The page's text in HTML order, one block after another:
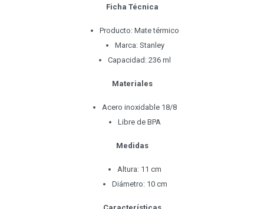
Ficha Técnica
Producto: Mate térmico
Marca: Stanley
Capacidad: 236 ml
Materiales
Acero inoxidable 18/8
Libre de BPA
Medidas
Altura: 11 cm
Diámetro: 10 cm